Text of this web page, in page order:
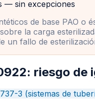
— sin excepciones
de base PAO
la carga
un fallo de
riesgo
3 (sistemas de